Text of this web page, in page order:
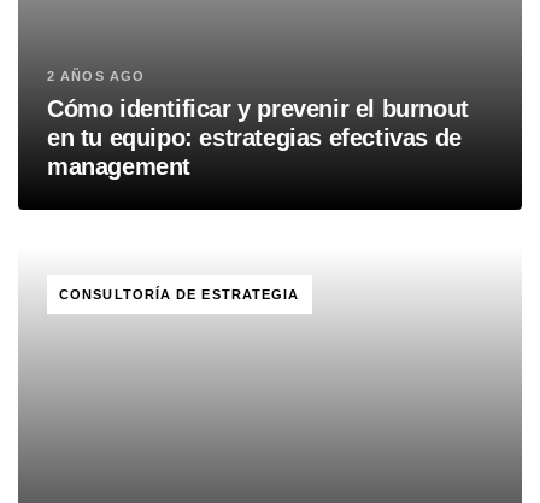
2 AÑOS AGO
Cómo identificar y prevenir el burnout
en tu equipo: estrategias efectivas de
management
CONSULTORÍA DE ESTRATEGIA